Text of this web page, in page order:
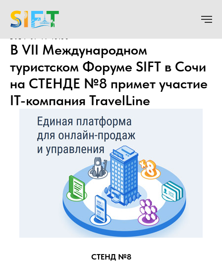
В VII Международном
туристском Форуме SIFT в Сочи
на СТЕНДЕ №8 примет участие
IT-компания TravelLine
СТЕНД №8